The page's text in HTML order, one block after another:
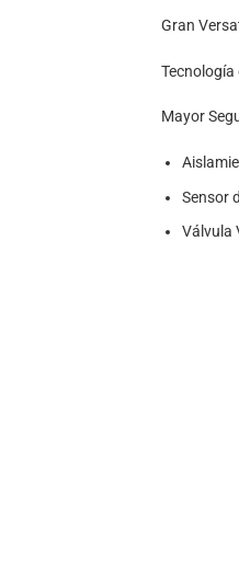
Gran
Mayor
Sensor
Válvula